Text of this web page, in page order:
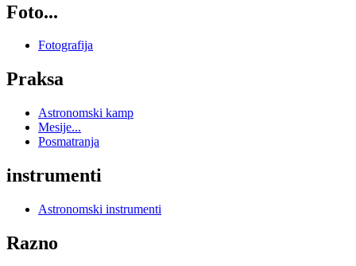
Foto...
Fotografija
Praksa
Astronomski kamp
Mesije...
Posmatranja
instrumenti
Astronomski instrumenti
Razno